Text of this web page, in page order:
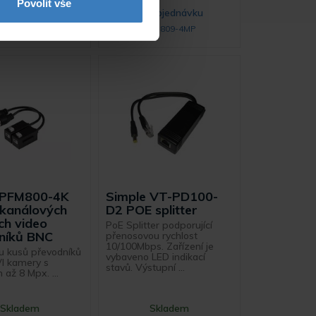
Povolit vše
Na objednávku
PFM809-4MP
4K
video
BNC
kusů převodníků
kamery s
až 8 Mpx. ...
Skladem
Simple VT-PD100-
D2 POE splitter
PoE Splitter podporující
přenosovou rychlost
10/100Mbps. Zařízení je
vybaveno LED indikací
stavů. Výstupní ...
Skladem